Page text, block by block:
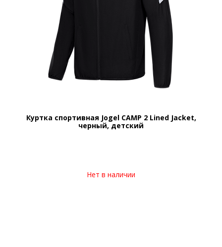
Куртка спортивная Jogel CAMP 2 Lined Jacket,
черный, детский
Нет в наличии